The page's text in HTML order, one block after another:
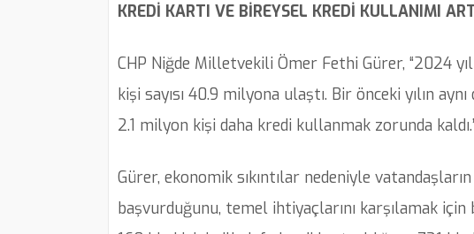
KREDİ KARTI VE BİREYSEL KREDİ KULLANIMI
CHP Niğde Milletvekili Ömer Fethi Gürer, “2024
kişi sayısı 40.9 milyona ulaştı. Bir önceki yılın
2.1 milyon kişi daha kredi kullanmak zorunda
Gürer, ekonomik sıkıntılar nedeniyle
başvurduğunu, temel ihtiyaçlarını karşılamak